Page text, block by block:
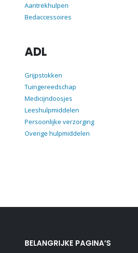
Aantrekhulpen
Bedaccessoires
ADL
Grijpstokken
Tuingereedschap
Medicijndoosjes
Leeshulpmiddelen
Persoonlijke verzorging
Overige hulpmiddelen
BELANGRIJKE PAGINA’S